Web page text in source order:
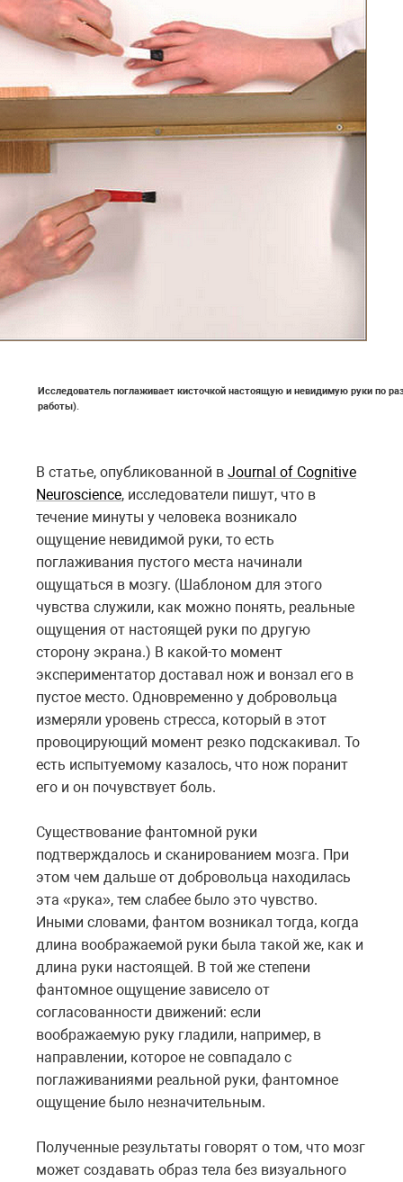
Исследователь поглаживает кисточкой настоящую и невидимую руки по
работы).
В статье, опубликованной в Journal of Cognitive
Neuroscience, исследователи пишут, что в
течение минуты у человека возникало
ощущение невидимой руки, то есть
поглаживания пустого места начинали
ощущаться в мозгу. (Шаблоном для этого
чувства служили, как можно понять, реальные
ощущения от настоящей руки по другую
сторону экрана.) В какой-то момент
экспериментатор доставал нож и вонзал его в
пустое место. Одновременно у добровольца
измеряли уровень стресса, который в этот
провоцирующий момент резко подскакивал. То
есть испытуемому казалось, что нож поранит
его и он почувствует боль.
Существование фантомной руки
подтверждалось и сканированием мозга. При
этом чем дальше от добровольца находилась
эта «рука», тем слабее было это чувство.
Иными словами, фантом возникал тогда, когда
длина воображаемой руки была такой же, как и
длина руки настоящей. В той же степени
фантомное ощущение зависело от
согласованности движений: если
воображаемую руку гладили, например, в
направлении, которое не совпадало с
поглаживаниями реальной руки, фантомное
ощущение было незначительным.
Полученные результаты говорят о том, что мозг
может создавать образ тела без визуального